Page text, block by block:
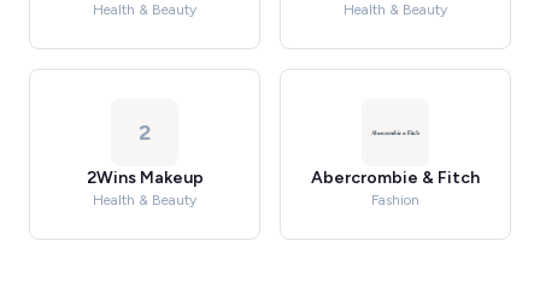
Health & Beauty Health & Beauty
2
2Wins Makeup
Health & Beauty
Abercrombie & Fitch
Fashion